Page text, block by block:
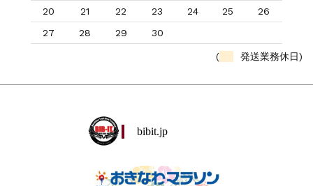
20 21 22 23 24 25
26
27
28 29 30
( 発送業務休日)
bibit.jp